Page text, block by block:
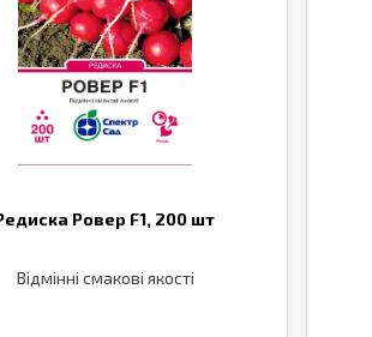
Ровер F1, 200 шт
Відмінні смакові якості